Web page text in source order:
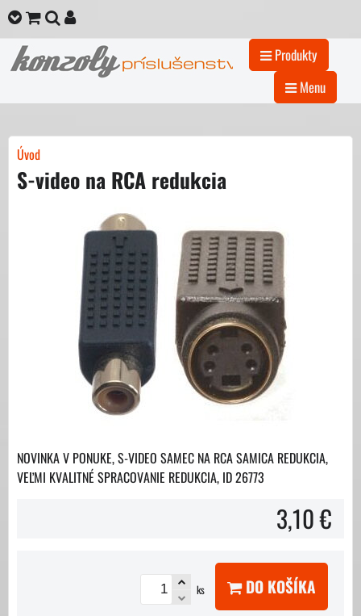
Produkty
Menu
Úvod
S-video na RCA redukcia
NOVINKA V PONUKE, S-VIDEO SAMEC NA RCA SAMICA REDUKCIA,
VEĽMI KVALITNÉ SPRACOVANIE REDUKCIA, ID 26773
3,10 €
ks DO KOŠÍKA